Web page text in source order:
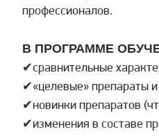
профессионалов.
В ПРОГРАММЕ
✔сравнительные
✔«целевые» препараты
✔новинки препаратов
✔изменения в составе